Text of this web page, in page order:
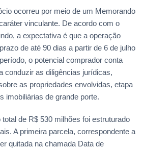
ocorreu por meio de um Memorando
vinculante. De acordo com o
a expectativa é que a operação
de até 90 dias a partir de 6 de julho
o potencial comprador conta
conduzir as diligências jurídicas,
as propriedades envolvidas, etapa
imobiliárias de grande porte.
de R$ 530 milhões foi estruturado
A primeira parcela, correspondente a
quitada na chamada Data de